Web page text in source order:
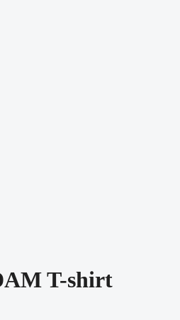
T-shirt